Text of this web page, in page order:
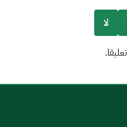
لا